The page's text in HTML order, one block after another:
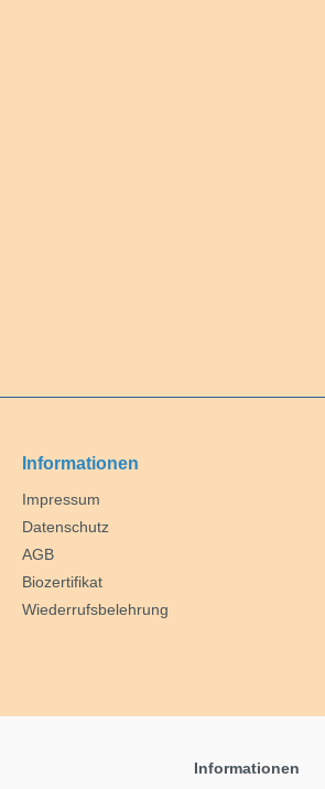
Informationen
Impressum
Datenschutz
AGB
Biozertifikat
Wiederrufsbelehrung
Informationen